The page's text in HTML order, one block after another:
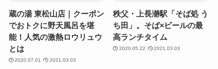
蔵の湯 東松山店｜クーポン
でおトクに野天風呂を堪
能！人気の激熱ロウリュウ
とは
2020.07.01 2021.03.03
秩父・上長瀞駅「そば処 う
ち田」。そば×ビールの最
高ランチタイム
2020.05.22 2021.03.03